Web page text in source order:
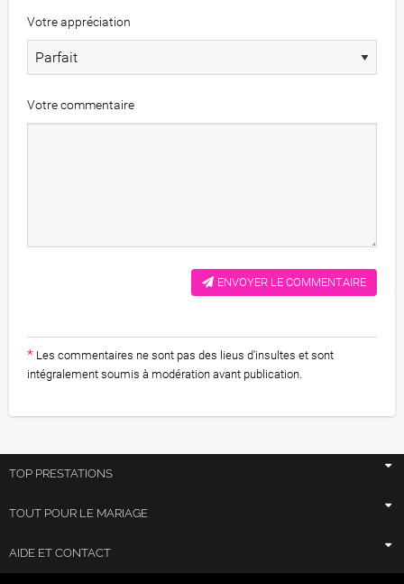
Votre appréciation
Votre commentaire
ENVOYER LE COMMENTAIRE
* Les commentaires ne sont pas des lieus d'insultes et sont
intégralement soumis à modération avant publication.
TOP PRESTATIONS
TOUT POUR LE MARIAGE
AIDE ET CONTACT